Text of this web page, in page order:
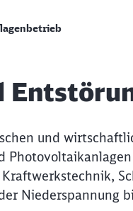
und
Niederspannung